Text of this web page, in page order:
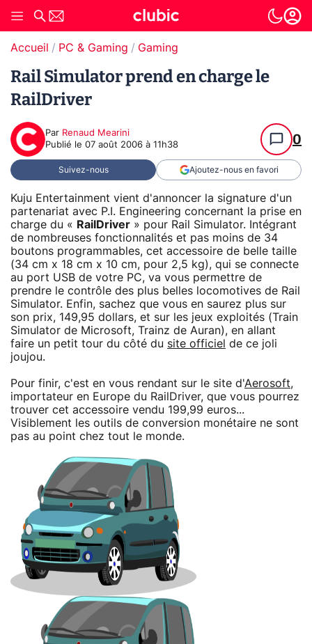
Accueil PC & Gaming Gaming
Rail Simulator prend en charge le
RailDriver
Par Renaud Mearini
Publié le 07 août 2006 à 11h38 0
Suivez-nous Ajoutez-nous en favori
Kuju Entertainment vient d'annoncer la signature d'un
partenariat avec P.I. Engineering concernant la prise en
charge du « RailDriver » pour Rail Simulator. Intégrant
de nombreuses fonctionnalités et pas moins de 34
boutons programmables, cet accessoire de belle taille
(34 cm x 18 cm x 10 cm, pour 2,5 kg), qui se connecte
au port USB de votre PC, va vous permettre de
prendre le contrôle des plus belles locomotives de Rail
Simulator. Enfin, sachez que vous en saurez plus sur
son prix, 149,95 dollars, et sur les jeux exploités (Train
Simulator de Microsoft, Trainz de Auran), en allant
faire un petit tour du côté du site officiel de ce joli
joujou.
Pour finir, c'est en vous rendant sur le site d'Aerosoft,
importateur en Europe du RailDriver, que vous pourrez
trouver cet accessoire vendu 199,99 euros...
Visiblement les outils de conversion monétaire ne sont
pas au point chez tout le monde.